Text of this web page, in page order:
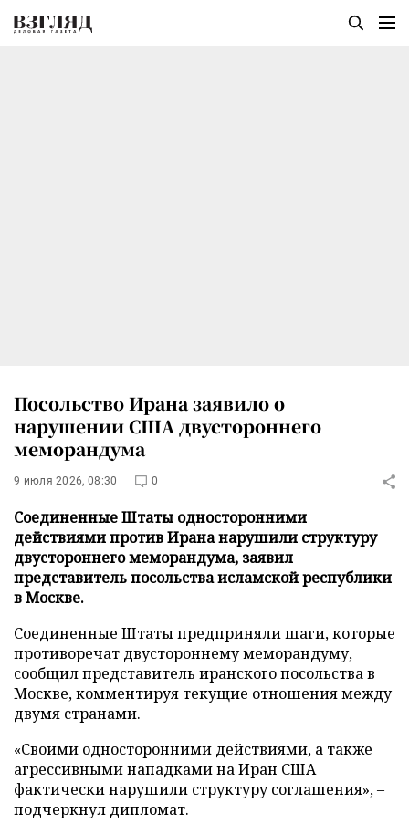
Посольство Ирана заявило о
нарушении США двустороннего
меморандума
9 июля 2026, 08:30 0
Соединенные Штаты односторонними
действиями против Ирана нарушили структуру
двустороннего меморандума, заявил
представитель посольства исламской республики
в Москве.
Соединенные Штаты предприняли шаги, которые
противоречат двустороннему меморандуму,
сообщил представитель иранского посольства в
Москве, комментируя текущие отношения между
двумя странами.
«Своими односторонними действиями, а также
агрессивными нападками на Иран США
фактически нарушили структуру соглашения», –
подчеркнул дипломат.